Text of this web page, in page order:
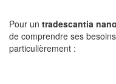
Pour un tradescantia
de comprendre ses
particulièrement :